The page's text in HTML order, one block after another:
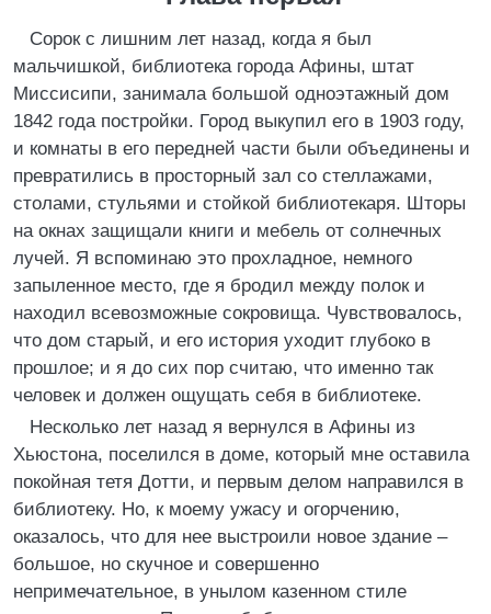
Сорок с лишним лет назад, когда я был
мальчишкой, библиотека города Афины, штат
Миссисипи, занимала большой одноэтажный дом
1842 года постройки. Город выкупил его в 1903 году,
и комнаты в его передней части были объединены и
превратились в просторный зал со стеллажами,
столами, стульями и стойкой библиотекаря. Шторы
на окнах защищали книги и мебель от солнечных
лучей. Я вспоминаю это прохладное, немного
запыленное место, где я бродил между полок и
находил всевозможные сокровища. Чувствовалось,
что дом старый, и его история уходит глубоко в
прошлое; и я до сих пор считаю, что именно так
человек и должен ощущать себя в библиотеке.
Несколько лет назад я вернулся в Афины из
Хьюстона, поселился в доме, который мне оставила
покойная тетя Дотти, и первым делом направился в
библиотеку. Но, к моему ужасу и огорчению,
оказалось, что для нее выстроили новое здание –
большое, но скучное и совершенно
непримечательное, в унылом казенном стиле